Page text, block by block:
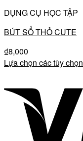
DỤNG CỤ HỌC TẬP
BÚT SỔ THỎ CUTE
₫8,000
Lựa chọn các tùy chọn